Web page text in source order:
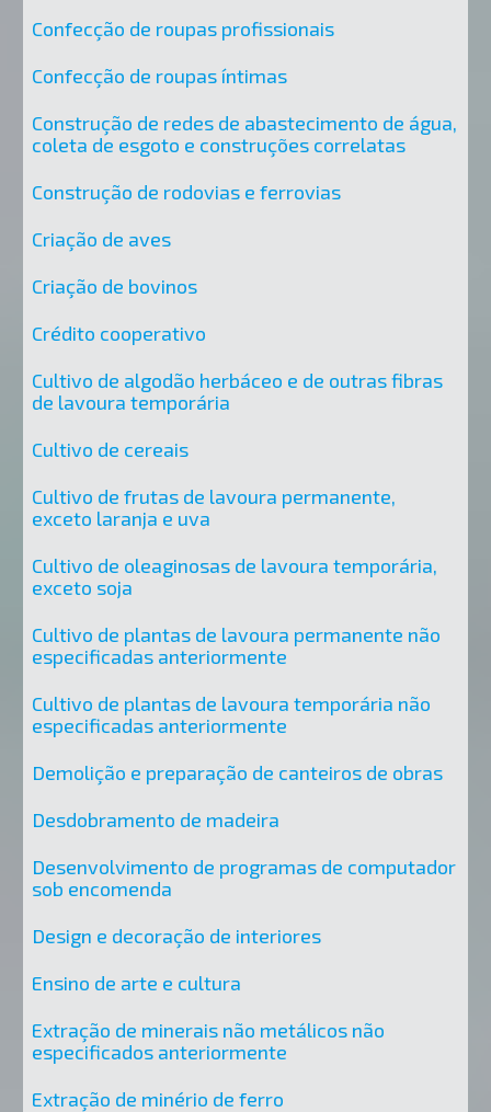
Confecção de roupas profissionais
Confecção de roupas íntimas
Construção de redes de abastecimento de água,
coleta de esgoto e construções correlatas
Construção de rodovias e ferrovias
Criação de aves
Criação de bovinos
Crédito cooperativo
Cultivo de algodão herbáceo e de outras fibras
de lavoura temporária
Cultivo de cereais
Cultivo de frutas de lavoura permanente,
exceto laranja e uva
Cultivo de oleaginosas de lavoura temporária,
exceto soja
Cultivo de plantas de lavoura permanente não
especificadas anteriormente
Cultivo de plantas de lavoura temporária não
especificadas anteriormente
Demolição e preparação de canteiros de obras
Desdobramento de madeira
Desenvolvimento de programas de computador
sob encomenda
Design e decoração de interiores
Ensino de arte e cultura
Extração de minerais não metálicos não
especificados anteriormente
Extração de minério de ferro